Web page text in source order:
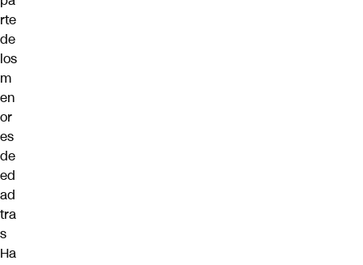
rte
de
los
m
en
or
es
de
ed
ad
tra
s
Ha